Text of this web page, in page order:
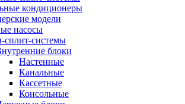
кондиционеры
модели
насосы
сплит-системы
блоки
Настенные
Канальные
Кассетные
Консольные